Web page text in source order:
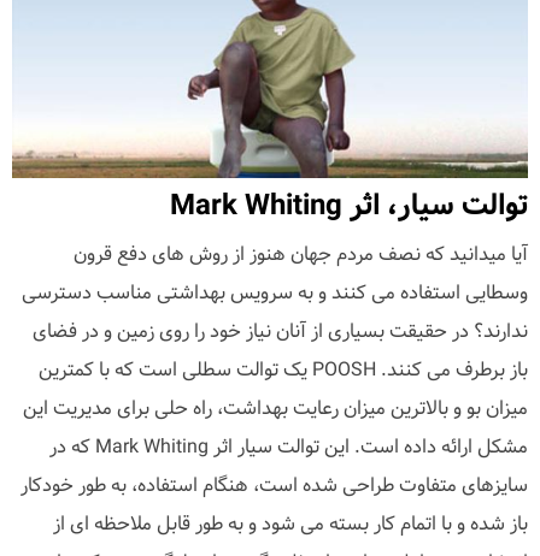
توالت سیار، اثر Mark Whiting
آیا میدانید که نصف مردم جهان هنوز از روش های دفع قرون
وسطایی استفاده می کنند و به سرویس بهداشتی مناسب دسترسی
ندارند؟ در حقیقت بسیاری از آنان نیاز خود را روی زمین و در فضای
باز برطرف می کنند. POOSH یک توالت سطلی است که با کمترین
میزان بو و بالاترین میزان رعایت بهداشت، راه حلی برای مدیریت این
مشکل ارائه داده است. این توالت سیار اثر Mark Whiting که در
سایزهای متفاوت طراحی شده است، هنگام استفاده، به طور خودکار
باز شده و با اتمام کار بسته می شود و به طور قابل ملاحظه ای از